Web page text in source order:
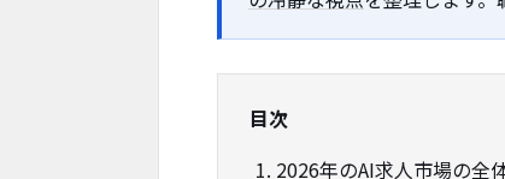
目次
2026年のAI求人市場の全